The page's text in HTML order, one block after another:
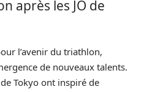
après les JO de
l’avenir du triathlon,
de nouveaux talents.
Tokyo ont inspiré de